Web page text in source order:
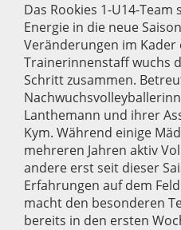
Das Rookies 1-U14-
Energie in die neue
Veränderungen im
Trainerinnenstaff wuchs
Schritt zusammen.
Lanthemann und ihrer
Kym. Während einige
mehreren Jahren aktiv
andere erst seit dieser
Erfahrungen auf dem
macht den besonderen
bereits in den ersten